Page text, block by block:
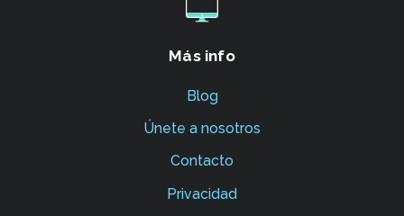
Más info
Blog
Únete a nosotros
Contacto
Privacidad